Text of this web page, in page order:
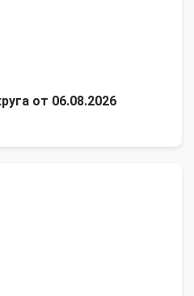
от 06.08.2026